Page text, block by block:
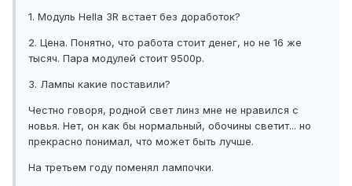
1. Модуль Hella 3R встает без доработок?
2. Цена. Понятно, что работа стоит денег, но не 16 же
тысяч. Пара модулей стоит 9500р.
3. Лампы какие поставили?
Честно говоря, родной свет линз мне не нравился с
новья. Нет, он как бы нормальный, обочины светит... но
прекрасно понимал, что может быть лучше.
На третьем году поменял лампочки.